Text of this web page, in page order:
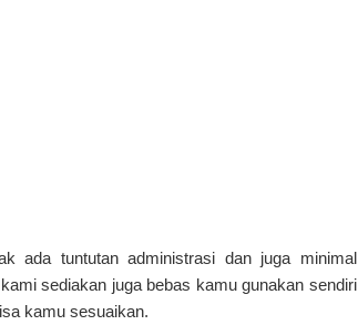
ada tuntutan administrasi dan juga minimal
sediakan juga bebas kamu gunakan sendiri
kamu sesuaikan.